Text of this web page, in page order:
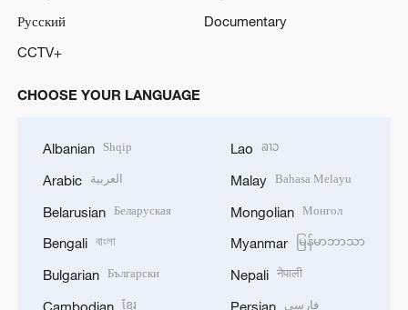
Русский
Documentary
CCTV+
CHOOSE YOUR LANGUAGE
Albanian Shqip
Arabic العربية
Belarusian Беларуская
Bengali বাংলা
Bulgarian Български
Cambodian ខ្មែរ
Lao ລາວ
Malay Bahasa Melayu
Mongolian Монгол
Myanmar မြန်မာဘာသာ
Nepali नेपाली
Persian فارسی